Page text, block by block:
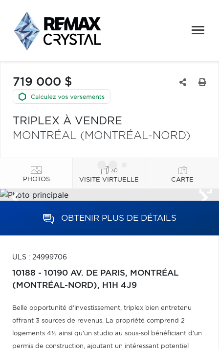
719 000 $
TRIPLEX À VENDRE
MONTRÉAL (MONTRÉAL-NORD)
PHOTOS VISITE VIRTUELLE CARTE
OBTENIR PLUS DE DÉTAILS
ULS : 24999706
10188 - 10190 AV. DE PARIS, MONTRÉAL
(MONTRÉAL-NORD), H1H 4J9
Belle opportunité d'investissement, triplex bien entretenu
offrant 3 sources de revenus. La propriété comprend 2
logements 4½ ainsi qu'un studio au sous-sol bénéficiant d'un
permis de construction, ajoutant un intéressant potentiel